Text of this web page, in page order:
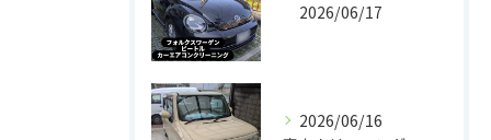
2026/06/17
2026/06/16